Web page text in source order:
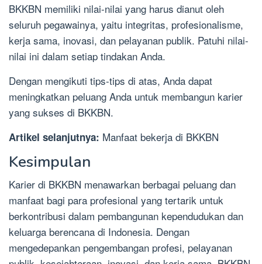
BKKBN memiliki nilai-nilai yang harus dianut oleh
seluruh pegawainya, yaitu integritas, profesionalisme,
kerja sama, inovasi, dan pelayanan publik. Patuhi nilai-
nilai ini dalam setiap tindakan Anda.
Dengan mengikuti tips-tips di atas, Anda dapat
meningkatkan peluang Anda untuk membangun karier
yang sukses di BKKBN.
Artikel selanjutnya: Manfaat bekerja di BKKBN
Kesimpulan
Karier di BKKBN menawarkan berbagai peluang dan
manfaat bagi para profesional yang tertarik untuk
berkontribusi dalam pembangunan kependudukan dan
keluarga berencana di Indonesia. Dengan
mengedepankan pengembangan profesi, pelayanan